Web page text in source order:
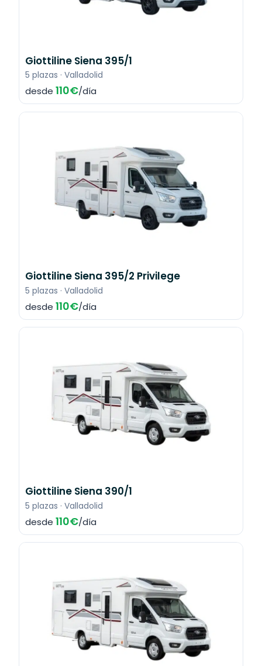
Giottiline Siena 395/1
5 plazas · Valladolid
desde110€/día
Giottiline Siena 395/2 Privilege
5 plazas · Valladolid
desde110€/día
Giottiline Siena 390/1
5 plazas · Valladolid
desde110€/día